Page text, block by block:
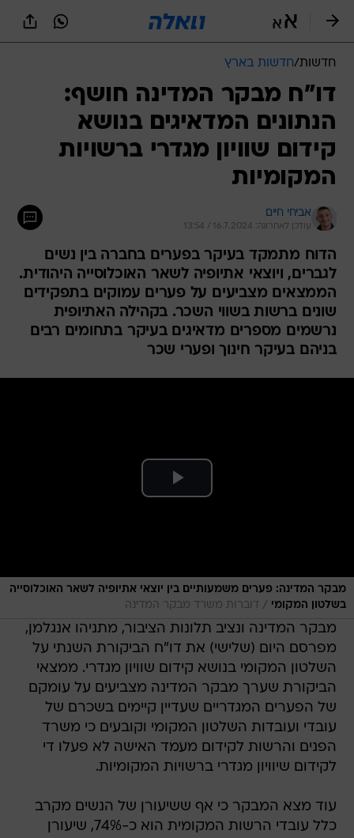
חדשות/חדשות בארץ
דו"ח מבקר המדינה חושף:
הנתונים המדאיגים בנושא
קידום שוויון מגדרי ברשויות
המקומיות
אביחי חיים
עודכן לאחרונה: 16.7.2024 / 13:54
הדוח מתמקד בעיקר בפערים בחברה בין נשים
לגברים, ויוצאי אתיופיה לשאר האוכלוסייה היהודית.
הממצאים מצביעים על פערים עמוקים בתפקידים
שונים ברשות בשווי השכר. בקהילה האתיופית
נרשמים מספרים מדאיגים בעיקר בתחומים רבים
בניהם בעיקר חינוך ופערי שכר
מבקר המדינה: פערים משמעותיים בין יוצאי אתיופיה לשאר האוכלוסייה
בשלטון המקומי / דוברות משרד מבקר המדינה
מבקר המדינה ונציב תלונות הציבור, מתניהו אנגלמן,
מפרסם היום (שלישי) את דו"ח הביקורת השנתי על
השלטון המקומי בנושא קידום שוויון מגדרי. ממצאי
הביקורת שערך מבקר המדינה מצביעים על עומקם
של הפערים המגדריים שעדיין קיימים בשכרם של
עובדי ועובדות השלטון המקומי וקובעים כי משרד
הפנים והרשות לקידום מעמד האישה לא פעלו די
לקידום שיוויון מגדרי ברשויות המקומיות.
עוד מצא המבקר כי אף ששיעורן של הנשים מקרב
כלל עובדי הרשות המקומית הוא כ-74%, שיעורן